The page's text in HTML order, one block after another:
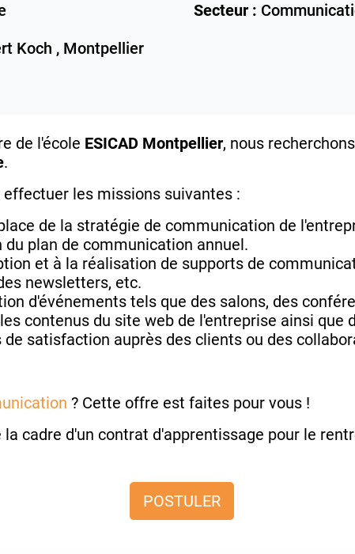
Secteur :
Koch , Montpellier
de l'école ESICAD Montpellier, nous recherchons
.
les missions suivantes :
de la stratégie de communication de
plan de communication annuel.
et à la réalisation de supports de
newsletters, etc.
d'événements tels que des salons, des
contenus du site web de l'entreprise ainsi que
de satisfaction auprès des clients ou des
? Cette offre est faites pour vous !
cadre d'un contrat d'apprentissage pour le
POSTULER